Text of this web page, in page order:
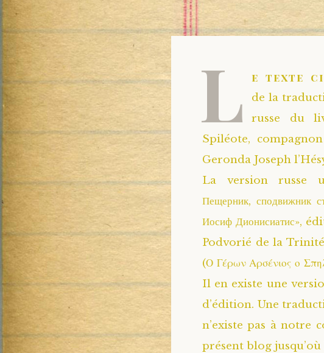
L e texte
de la
russe du
Spiléote,
Geronda Joseph
La version russe
Пещерник, сподвижник
Иосиф Дионисиатис»,
Podvorié de la
(Ο Γέρων Αρσένιος ο
Il en existe une
d’édition. Une
n’existe pas à notre
présent blog